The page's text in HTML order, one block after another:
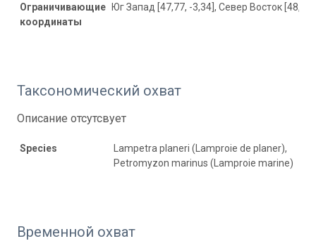
Ограничивающие
координаты
Юг Запад [47,77, -3,34], Север Восток
Таксономический охват
Описание отсутсвует
Species
Lampetra planeri (Lamproie de planer),
Petromyzon marinus (Lamproie marine)
Временной охват